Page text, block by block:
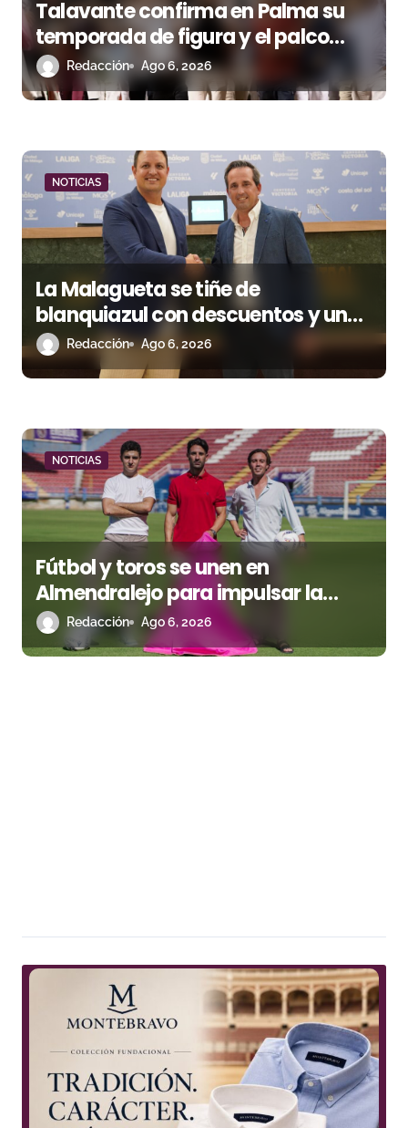
n
t
a
d
a
s
Talavante confirma en Palma su
temporada de figura y el palco
niega el premio a Roca Rey
Redacción Ago 6, 2026
NOTICIAS
La Malagueta se tiñe de
blanquiazul con descuentos y una
corrida homenaje al Málaga CF
Redacción Ago 6, 2026
NOTICIAS
Fútbol y toros se unen en
Almendralejo para impulsar la
corrida de la Piedad
Redacción Ago 6, 2026